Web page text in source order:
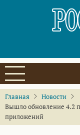
Главная
Новости
Вышло обновление 4.2
приложений